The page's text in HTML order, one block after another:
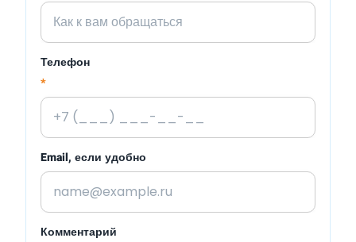
Телефон
*
Email, если удобно
Комментарий